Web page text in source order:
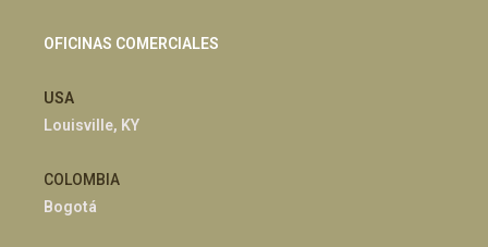
OFICINAS COMERCIALES
USA
Louisville, KY
COLOMBIA
Bogotá